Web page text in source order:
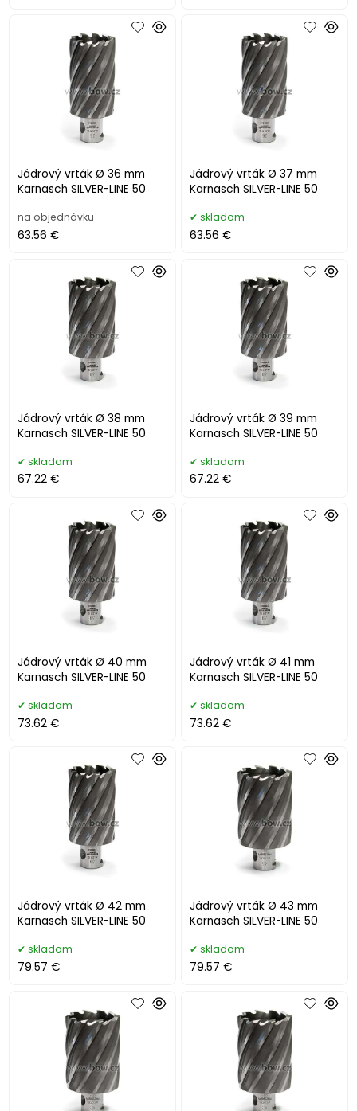
Jádrový vrták Ø 36 mm
Karnasch SILVER-LINE 50
na objednávku
63.56 €
Jádrový vrták Ø 37 mm
Karnasch SILVER-LINE 50
skladom
63.56 €
Jádrový vrták Ø 38 mm
Karnasch SILVER-LINE 50
skladom
67.22 €
Jádrový vrták Ø 39 mm
Karnasch SILVER-LINE 50
skladom
67.22 €
Jádrový vrták Ø 40 mm
Karnasch SILVER-LINE 50
skladom
73.62 €
Jádrový vrták Ø 41 mm
Karnasch SILVER-LINE 50
skladom
73.62 €
Jádrový vrták Ø 42 mm
Karnasch SILVER-LINE 50
skladom
79.57 €
Jádrový vrták Ø 43 mm
Karnasch SILVER-LINE 50
skladom
79.57 €